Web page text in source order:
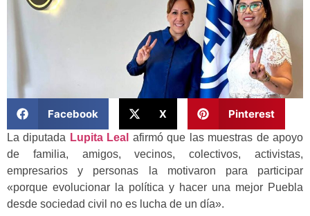
Facebook X Pinterest
La diputada Lupita Leal afirmó que las muestras de apoyo
de familia, amigos, vecinos, colectivos, activistas,
empresarios y personas la motivaron para participar
«porque evolucionar la política y hacer una mejor Puebla
desde sociedad civil no es lucha de un día».